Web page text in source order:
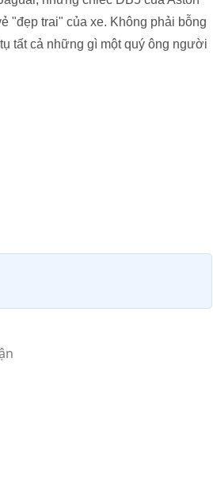
"đẹp trai" của xe. Không phải bỗng
tất cả những gì một quý ông người